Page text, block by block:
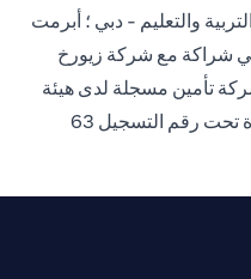
التربية والتعليم - دبي ؛ أبرمت
شراكة مع شركة زيورخ
تأمين مسجلة لدى هيئة
التأمين في الإمارات العربية المتحدة تحت رقم التسجيل 63